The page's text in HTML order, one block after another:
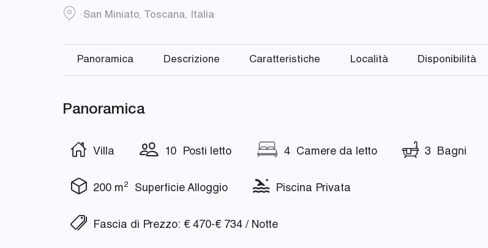
San Miniato, Toscana, Italia
Panoramica Descrizione Caratteristiche Località Disponibilità
Panoramica
Villa 10 Posti letto 4 Camere da letto 3 Bagni
200 m2 Superficie Alloggio Piscina Privata
Fascia di Prezzo: € 470-€ 734 / Notte